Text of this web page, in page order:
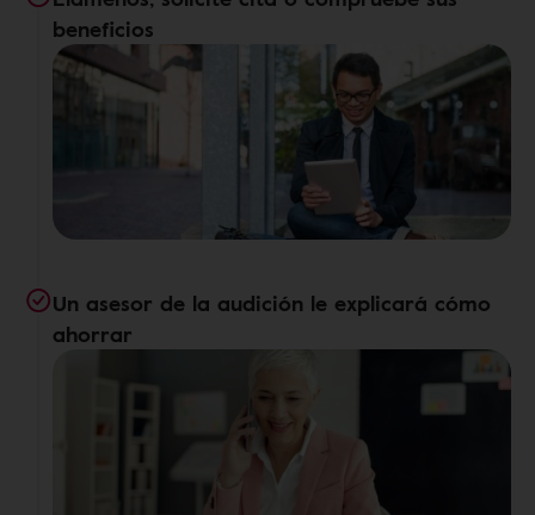
beneficios
Un asesor de la audición le explicará cómo
ahorrar